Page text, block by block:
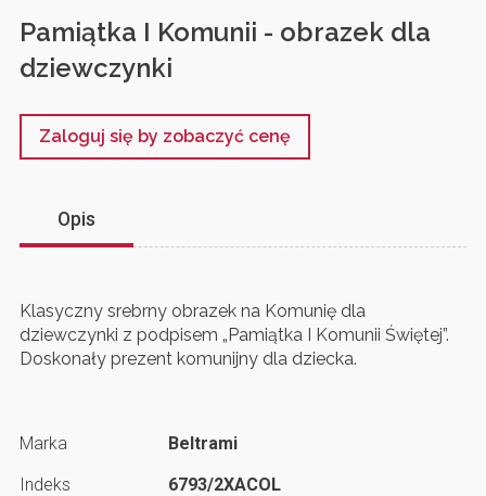
Pamiątka I Komunii - obrazek dla
dziewczynki
Zaloguj się by zobaczyć cenę
Opis
Klasyczny srebrny obrazek na Komunię dla
dziewczynki z podpisem „Pamiątka I Komunii Świętej”.
Doskonały prezent komunijny dla dziecka.
Marka
Beltrami
Indeks
6793/2XACOL